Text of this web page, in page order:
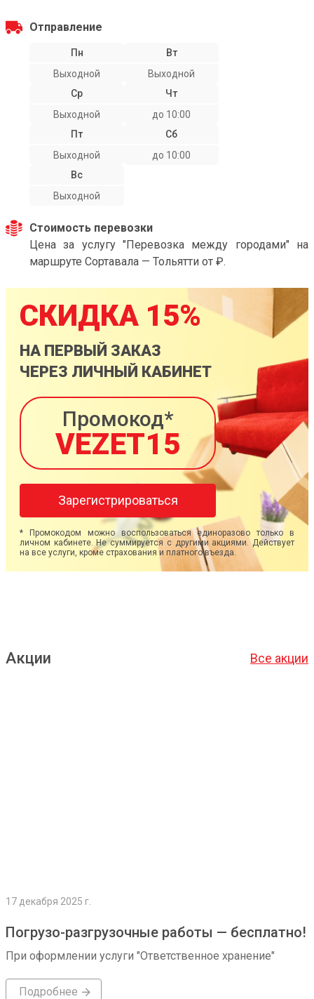
Отправление
Пн
Выходной
Вт
Выходной
Ср
Выходной
Чт
до 10:00
Пт
Выходной
Сб
до 10:00
Вс
Выходной
Стоимость перевозки
Цена за услугу "Перевозка между городами" на
маршруте Сортавала — Тольятти от ₽.
СКИДКА 15%
НА ПЕРВЫЙ ЗАКАЗ
ЧЕРЕЗ ЛИЧНЫЙ КАБИНЕТ
Промокод*
VEZET15
Зарегистрироваться
* Промокодом можно воспользоваться единоразово только в
личном кабинете. Не суммируется с другими акциями. Действует
на все услуги, кроме страхования и платного въезда.
Акции Все акции
17 декабря 2025 г.
Погрузо-разгрузочные работы — бесплатно!
При оформлении услуги "Ответственное хранение"
Подробнее